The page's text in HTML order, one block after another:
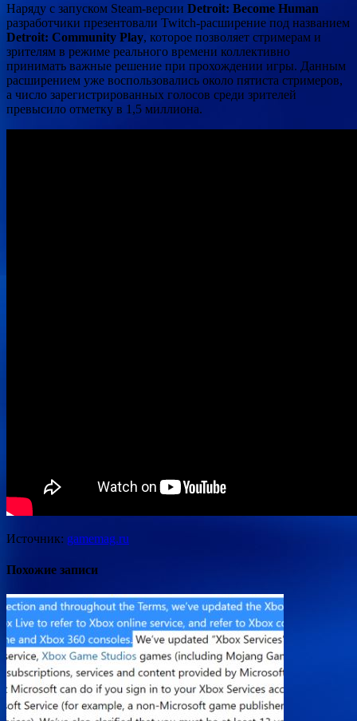
Наряду с запуском Steam-версии Detroit: Become Human
разработчики презентовали Twitch-расширение под названием
Detroit: Community Play, которое позволяет стримерам и
зрителям в режиме реального времени коллективно
принимать важные решение при прохождении игры. Данным
расширением уже воспользовались около пятиста стримеров,
а число зарегистрированных голосов среди зрителей
превысило отметку в 1,5 миллиона.
Источник: gamemag.ru
Похожие записи